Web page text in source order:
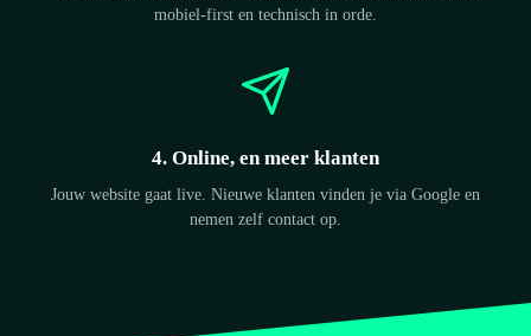
mobiel-first en technisch in orde.
4. Online, en meer klanten
Jouw website gaat live. Nieuwe klanten vinden je via Google en
nemen zelf contact op.